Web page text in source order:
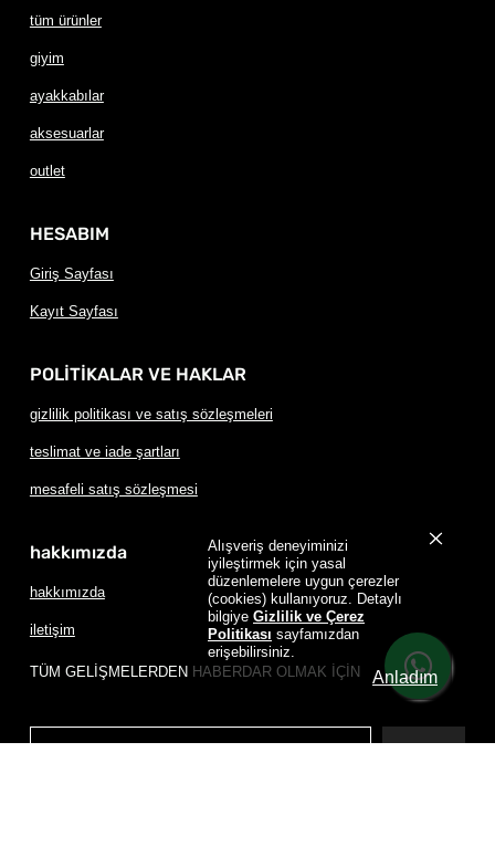
Alışveriş deneyiminizi
iyileştirmek için yasal
düzenlemelere uygun çerezler
(cookies) kullanıyoruz. Detaylı
bilgiye Gizlilik ve Çerez
Politikası sayfamızdan
erişebilirsiniz.
Anladım
tüm ürünler
giyim
ayakkabılar
aksesuarlar
outlet
HESABIM
Giriş Sayfası
Kayıt Sayfası
POLİTİKALAR VE HAKLAR
gizlilik politikası ve satış sözleşmeleri
teslimat ve iade şartları
mesafeli satış sözleşmesi
hakkımızda
hakkımızda
iletişim
TÜM GELİŞMELERDEN HABERDAR OLMAK İÇİN